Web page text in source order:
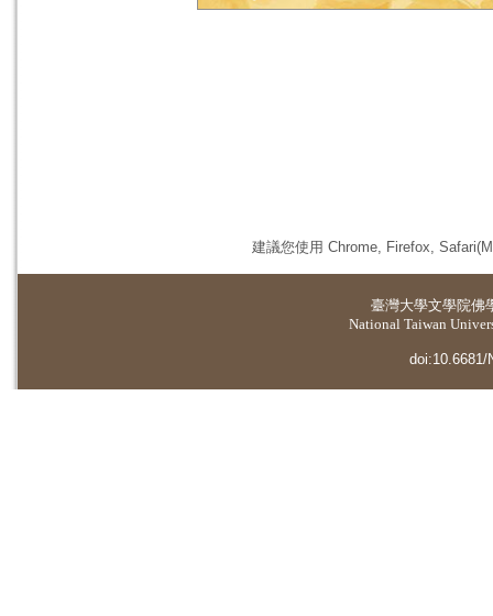
建議您使用 Chrome, Firefox,
臺灣大學文學院佛
National Taiwan
doi:10.6681/